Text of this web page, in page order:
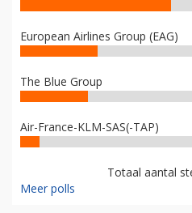
European Airlines Group (EAG)
The Blue Group
Air-France-KLM-SAS(-TAP)
Totaal aantal
Meer polls